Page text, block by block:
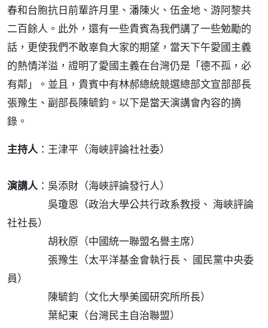
春和台胞抗日前輩許月里、潘陳火、伍金地、游阿黎共
二百餘人。此外，還有一些貴賓為我們講了一些勉勵的
話，更使我們不敢辜負大家的期望，當天下午愛國主義
的熱情洋溢，證明了愛國主義在台灣仍是「德不孤，必
有鄰」。並且，貴賓中有林郝總統競選總部文宣部部長
張豫生、副部長陳毓鈞。以下是當天演講會內容的摘
錄。
主持人： 王津平（海峽評論社社委）
演講人： 吳添財（海峽評論發行人）
吳瓊恩（政治大學公共行政系教授、 海峽評論
社社長）
胡秋原（中國統一聯盟名譽主席）
張豫生（太平洋基金會執行長、 國民黨中央委
員）
陳毓鈞（文化大學美國研究所所長）
葉紀東（台灣民主自治聯盟）